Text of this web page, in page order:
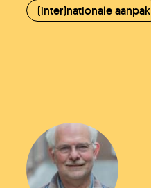
(inter)nationale aanpak